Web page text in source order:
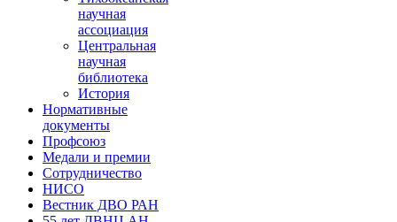
научная
ассоциация
Центральная
научная
библиотека
История
Нормативные
документы
Профсоюз
Медали и премии
Сотрудничество
НИСО
Вестник ДВО РАН